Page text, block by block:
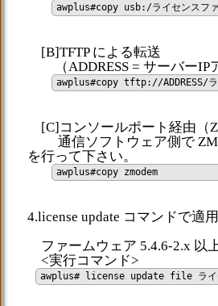
awplus#copy usb:/ライセンスフ
[B]TFTP による転送
（ADDRESS = サーバーIP
awplus#copy tftp://ADDRESS/
[C]コンソールポート経由（
通信ソフトウェア側で
を行って下さい。
4.license update コマンドで適
ファームウェア 5.4.6-2.x 以
<実行コマンド>
awplus# license update file ライセ